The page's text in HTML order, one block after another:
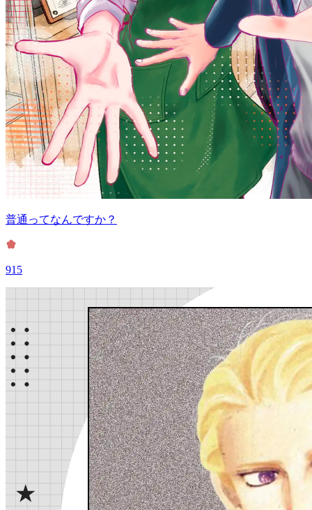
普通ってなんですか？
915